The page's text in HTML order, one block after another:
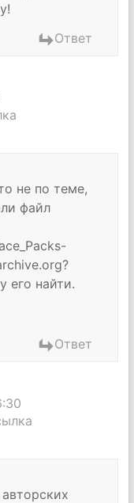
Ответ
не по теме,
файл
его найти.
Ответ